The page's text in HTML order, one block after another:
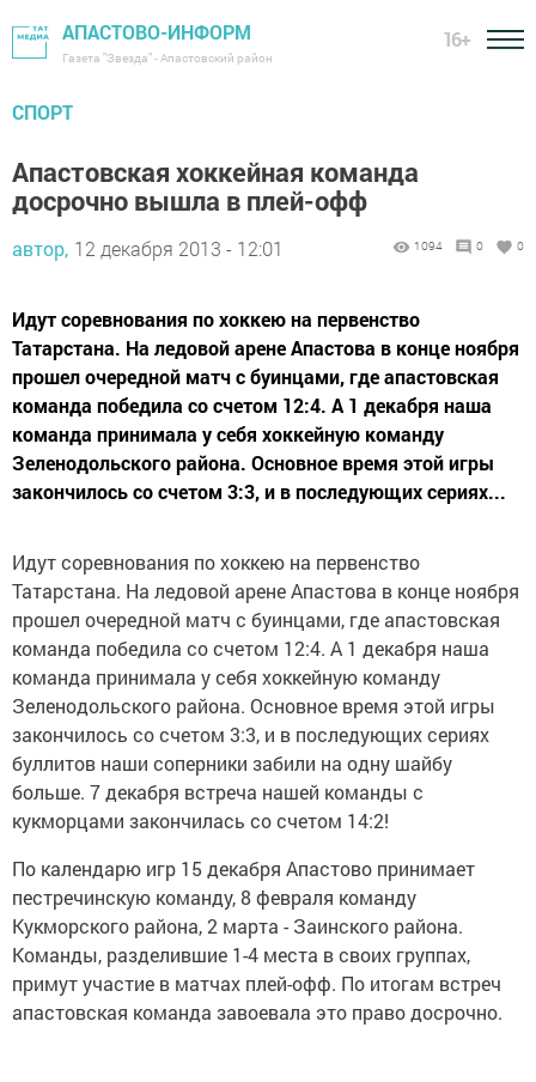
АПАСТОВО-ИНФОРМ
Газета "Звезда" - Апастовский район
16+
СПОРТ
Апастовская хоккейная команда
досрочно вышла в плей-офф
автор, 12 декабря 2013 - 12:01 1094 0 0
Идут соревнования по хоккею на первенство
Татарстана. На ледовой арене Апастова в конце ноября
прошел очередной матч с буинцами, где апастовская
команда победила со счетом 12:4. А 1 декабря наша
команда принимала у себя хоккейную команду
Зеленодольского района. Основное время этой игры
закончилось со счетом 3:3, и в последующих сериях...
Идут соревнования по хоккею на первенство
Татарстана. На ледовой арене Апастова в конце ноября
прошел очередной матч с буинцами, где апастовская
команда победила со счетом 12:4. А 1 декабря наша
команда принимала у себя хоккейную команду
Зеленодольского района. Основное время этой игры
закончилось со счетом 3:3, и в последующих сериях
буллитов наши соперники забили на одну шайбу
больше. 7 декабря встреча нашей команды с
кукморцами закончилась со счетом 14:2!
По календарю игр 15 декабря Апастово принимает
пестречинскую команду, 8 февраля команду
Кукморского района, 2 марта - Заинского района.
Команды, разделившие 1-4 места в своих группах,
примут участие в матчах плей-офф. По итогам встреч
апастовская команда завоевала это право досрочно.